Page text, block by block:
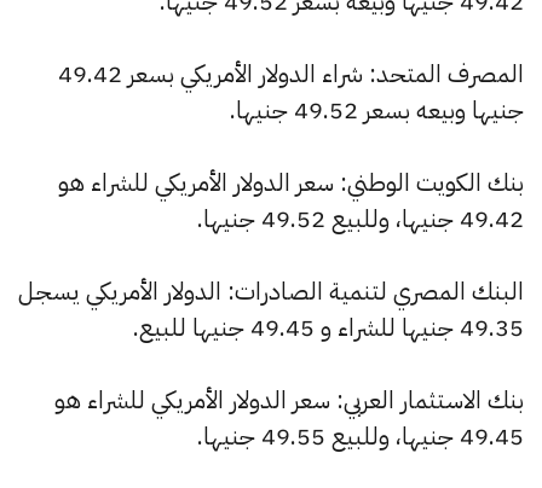
المصرف المتحد: شراء الدولار الأمريكي بسعر 49.42
جنيها وبيعه بسعر 49.52 جنيها.
بنك الكويت الوطني: سعر الدولار الأمريكي للشراء هو
49.42 جنيها، وللبيع 49.52 جنيها.
البنك المصري لتنمية الصادرات: الدولار الأمريكي يسجل
49.35 جنيها للشراء و 49.45 جنيها للبيع.
بنك الاستثمار العربي: سعر الدولار الأمريكي للشراء هو
49.45 جنيها، وللبيع 49.55 جنيها.